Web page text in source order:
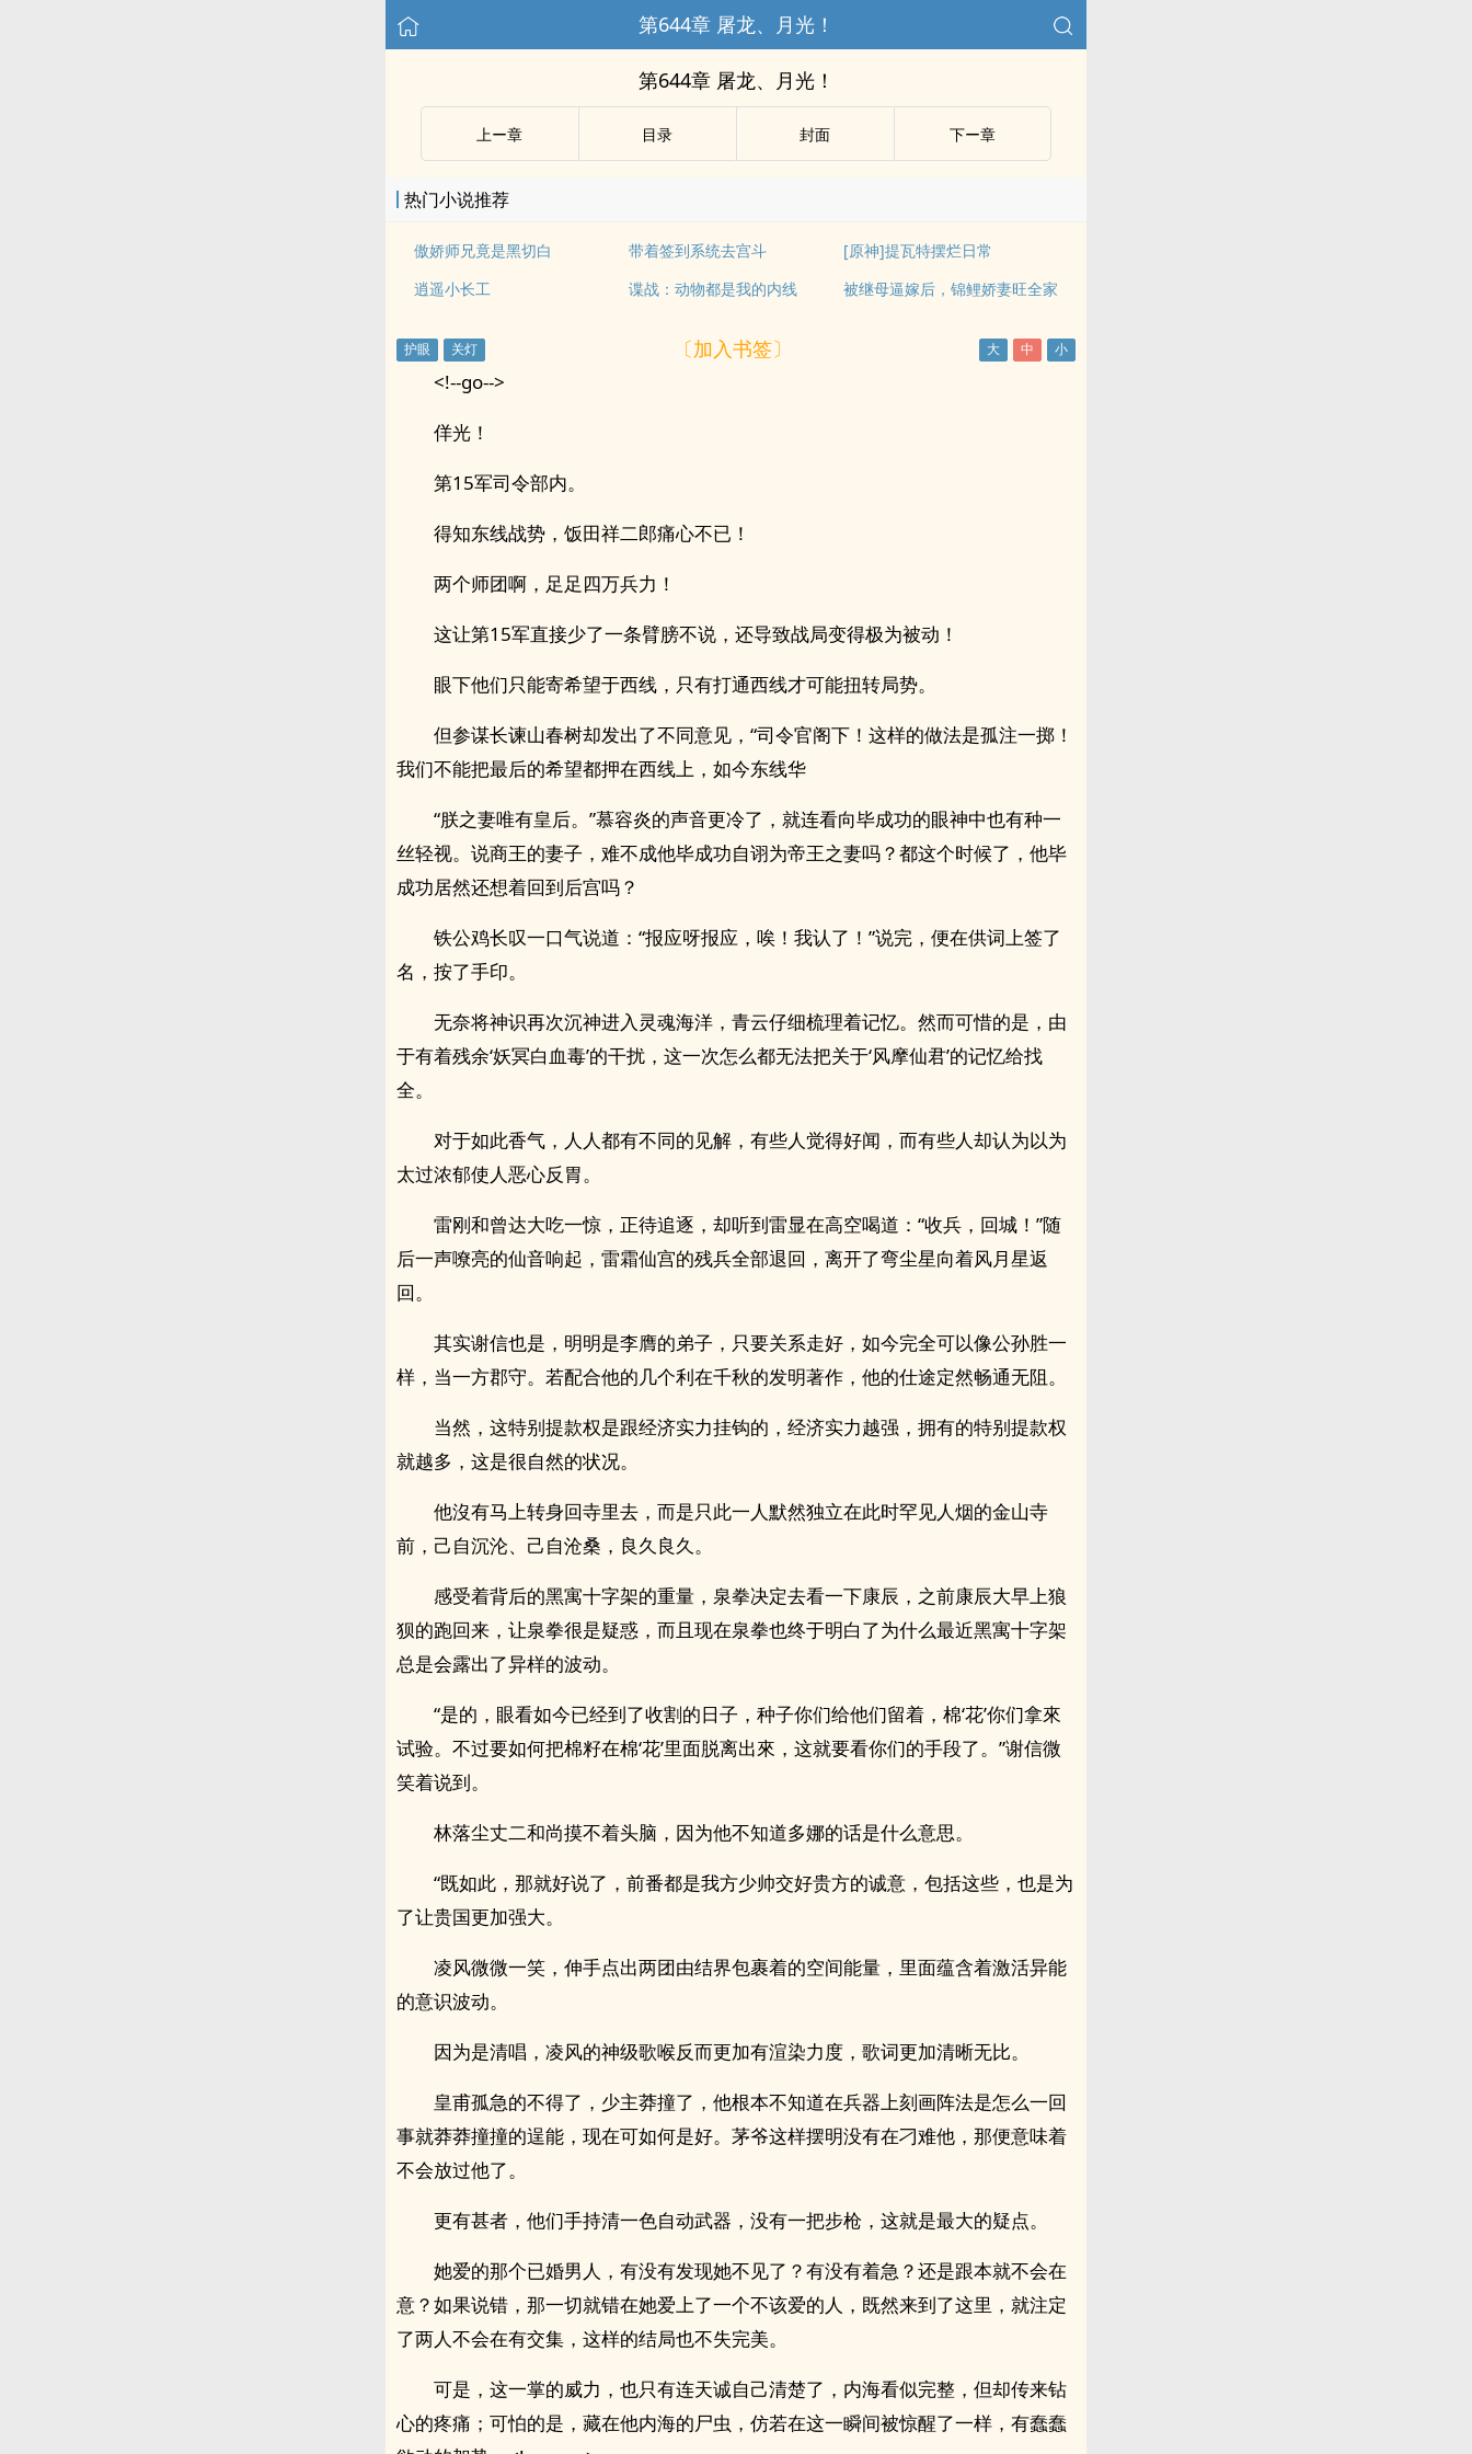
第644章 屠龙、月光！
第644章 屠龙、月光！
上ー章 目录 封面 下ー章
热门小说推荐
傲娇师兄竟是黑切白 带着签到系统去宫斗
[原神]提瓦特摆烂日常
逍遥小长工
谍战：动物都是我的内线 被继母逼嫁后，锦鲤娇妻旺全家
〔加入书签〕
<!--go-->
佯光！
第15军司令部内。
得知东线战势，饭田祥二郎痛心不已！
两个师团啊，足足四万兵力！
这让第15军直接少了一条臂膀不说，还导致战局变得极为被动！
眼下他们只能寄希望于西线，只有打通西线才可能扭转局势。
但参谋长谏山春树却发出了不同意见，“司令官阁下！这样的做法是孤注一掷！
我们不能把最后的希望都押在西线上，如今东线华
“朕之妻唯有皇后。”慕容炎的声音更冷了，就连看向毕成功的眼神中也有种一
丝轻视。说商王的妻子，难不成他毕成功自诩为帝王之妻吗？都这个时候了，他毕
成功居然还想着回到后宫吗？
铁公鸡长叹一口气说道：“报应呀报应，唉！我认了！”说完，便在供词上签了
名，按了手印。
无奈将神识再次沉神进入灵魂海洋，青云仔细梳理着记忆。然而可惜的是，由
于有着残余‘妖冥白血毒’的干扰，这一次怎么都无法把关于‘风摩仙君’的记忆给找
全。
对于如此香气，人人都有不同的见解，有些人觉得好闻，而有些人却认为以为
太过浓郁使人恶心反胃。
雷刚和曾达大吃一惊，正待追逐，却听到雷显在高空喝道：“收兵，回城！”随
后一声嘹亮的仙音响起，雷霜仙宫的残兵全部退回，离开了弯尘星向着风月星返
回。
其实谢信也是，明明是李膺的弟子，只要关系走好，如今完全可以像公孙胜一
样，当一方郡守。若配合他的几个利在千秋的发明著作，他的仕途定然畅通无阻。
当然，这特别提款权是跟经济实力挂钩的，经济实力越强，拥有的特别提款权
就越多，这是很自然的状况。
他沒有马上转身回寺里去，而是只此一人默然独立在此时罕见人烟的金山寺
前，己自沉沦、己自沧桑，良久良久。
感受着背后的黑寓十字架的重量，泉拳决定去看一下康辰，之前康辰大早上狼
狈的跑回来，让泉拳很是疑惑，而且现在泉拳也终于明白了为什么最近黑寓十字架
总是会露出了异样的波动。
“是的，眼看如今已经到了收割的日子，种子你们给他们留着，棉‘花’你们拿來
试验。不过要如何把棉籽在棉‘花’里面脱离出來，这就要看你们的手段了。”谢信微
笑着说到。
林落尘丈二和尚摸不着头脑，因为他不知道多娜的话是什么意思。
“既如此，那就好说了，前番都是我方少帅交好贵方的诚意，包括这些，也是为
了让贵国更加强大。
凌风微微一笑，伸手点出两团由结界包裹着的空间能量，里面蕴含着激活异能
的意识波动。
因为是清唱，凌风的神级歌喉反而更加有渲染力度，歌词更加清晰无比。
皇甫孤急的不得了，少主莽撞了，他根本不知道在兵器上刻画阵法是怎么一回
事就莽莽撞撞的逞能，现在可如何是好。茅爷这样摆明没有在刁难他，那便意味着
不会放过他了。
更有甚者，他们手持清一色自动武器，没有一把步枪，这就是最大的疑点。
她爱的那个已婚男人，有没有发现她不见了？有没有着急？还是跟本就不会在
意？如果说错，那一切就错在她爱上了一个不该爱的人，既然来到了这里，就注定
了两人不会在有交集，这样的结局也不失完美。
可是，这一掌的威力，也只有连天诚自己清楚了，内海看似完整，但却传来钻
心的疼痛；可怕的是，藏在他内海的尸虫，仿若在这一瞬间被惊醒了一样，有蠢蠢